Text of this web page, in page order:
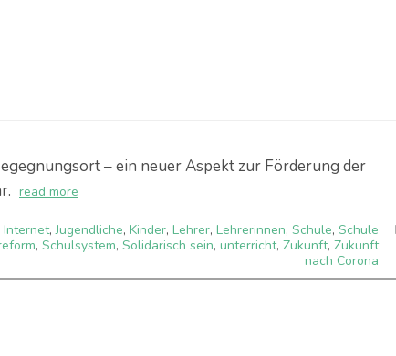
– ein neuer Aspekt zur Förderung der
read more
Internet,Jugendliche, Kinder, Lehrer, Lehrerinnen, Schule, Schule
, Schulsystem, Solidarisch sein, unterricht, Zukunft, Zukunft
nach Corona